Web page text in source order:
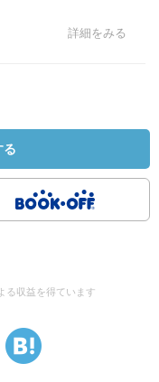
詳細をみる
る
る収益を得ています